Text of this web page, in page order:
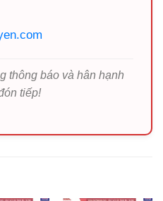
thông báo và hân hạnh
tiếp!